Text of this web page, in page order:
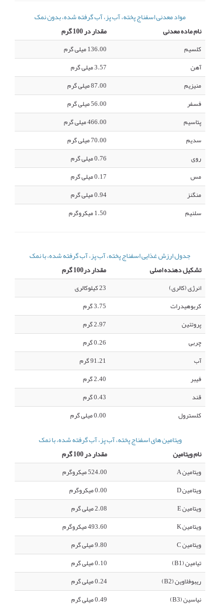
جدول ارزش غذایی اسفناج پخته، آب پز، آب گرفته شده، با نمک
تشکیل دهنده اصلی
مقدار در100 گرم
انرژی (کالری)
23 کیلوکالری
کربوهیدرات
3.75 گرم
پروتئین
2.97 گرم
چربی
0.26 گرم
آب
91.21 گرم
فیبر
2.40 گرم
قند
0.43 گرم
کلسترول
0.00 میلی گرم
ویتامین های اسفناج پخته، آب پز، آب گرفته شده، با نمک
نام ویتامین
مقدار در 100 گرم
ویتامین A
524.00 میکروگرم
ویتامین D
0.00 میکروگرم
ویتامین E
2.08 میلی گرم
ویتامین K
493.60 میکروگرم
ویتامین C
9.80 میلی گرم
تیامین (B1)
0.10 میلی گرم
ریبوفلاوین (B2)
0.24 میلی گرم
نیاسین (B3)
0.49 میلی گرم
مواد معدنی اسفناج پخته، آب پز، آب گرفته شده، بدون نمک
نام ماده معدنی
مقدار در 100 گرم
کلسیم
136.00 میلی گرم
آهن
3.57 میلی گرم
منیزیم
87.00 میلی گرم
فسفر
56.00 میلی گرم
پتاسیم
466.00 میلی گرم
سدیم
70.00 میلی گرم
روی
0.76 میلی گرم
مس
0.17 میلی گرم
منگنز
0.94 میلی گرم
سلنیم
1.50 میکروگرم